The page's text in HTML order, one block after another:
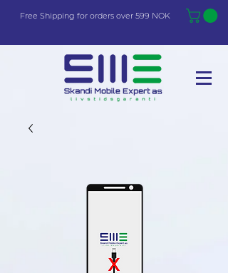
Free Shipping for orders over 599 NOK